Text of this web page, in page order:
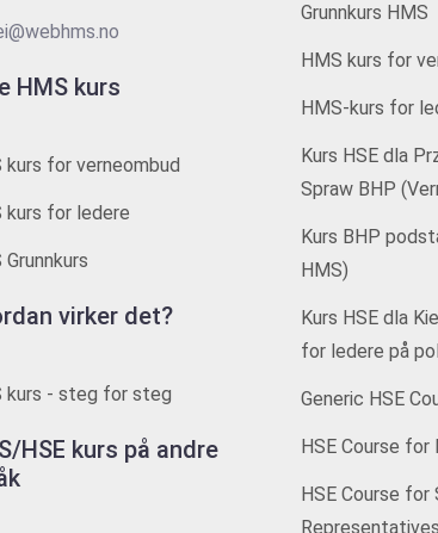
HMS kurs
kurs for verneombud
kurs for ledere
Grunnkurs
virker det?
kurs - steg for steg
HSE kurs på andre
Grunnkurs HMS
HMS kurs for
HMS-kurs for
Kurs HSE dla
Spraw BHP
Kurs BHP
HMS)
Kurs HSE dla
for ledere på
Generic HSE
HSE Course for
HSE Course
Representatives